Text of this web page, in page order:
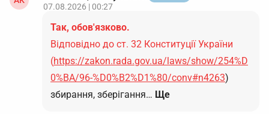
07.08.2026 | 00:27
Так, обов'язково.
Відповідно до ст. 32 Конституції України
(https://zakon.rada.gov.ua/laws/show/254%D
0%BA/96-%D0%B2%D1%80/conv#n4263)
збирання, зберігання… Ще